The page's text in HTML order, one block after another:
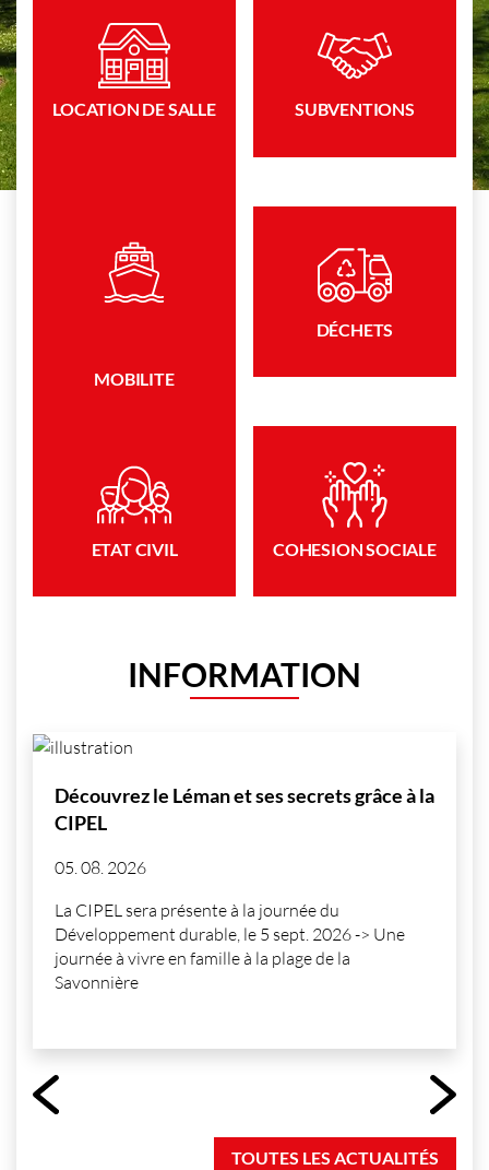
LOCATION DE SALLE SUBVENTIONS
MOBILITE
DÉCHETS
ETAT CIVIL COHESION SOCIALE
INFORMATION
05. 08. 2026
Découvrez le Léman et ses secrets grâce à la
CIPEL
La CIPEL sera présente à la journée du
Développement durable, le 5 sept. 2026 -> Une
journée à vivre en famille à la plage de la
Savonnière
TOUTES LES ACTUALITÉS